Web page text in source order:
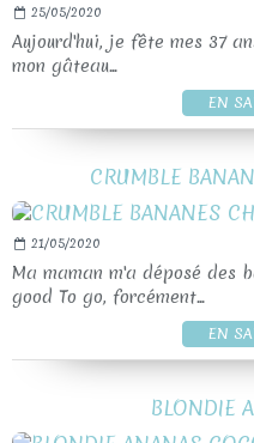
25/05/2020
Aujourd'hui, je fête mes 37
mon gâteau...
EN
CRUMBLE
21/05/2020
Ma maman m'a déposé des
good To go, forcément...
EN
BLONDIE